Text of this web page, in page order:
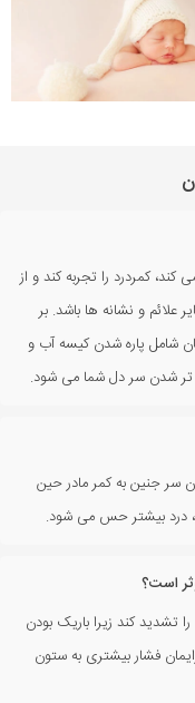
کمردرد را تجربه کند و از
علائم و نشانه ها باشد. بر
شامل پاره شدن کیسه آب و
شدن سر دل شما می شود.
سر جنین به کمر مادر حین
درد بیشتر حس می شود.
است؟
تشدید کند زیرا باریک بودن
فشار بیشتری به ستون